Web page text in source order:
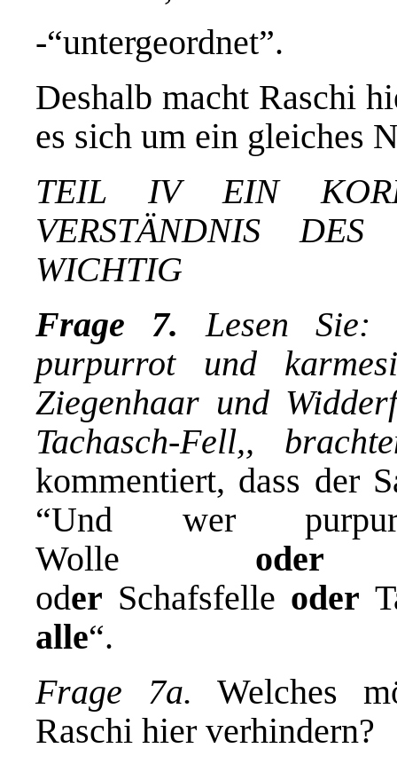
-“untergeordnet”.
Deshalb macht Raschi
es sich um ein gleiches
TEIL IV EIN
VERSTÄNDNIS DES
WICHTIG
Frage 7. Lesen Sie:
purpurrot und
Ziegenhaar und
Tachasch-Fell,,
kommentiert, dass der
“Und wer
Wolle
oder Schafsfelle oder
alle“.
Frage 7a.Welches
Raschi hier verhindern?